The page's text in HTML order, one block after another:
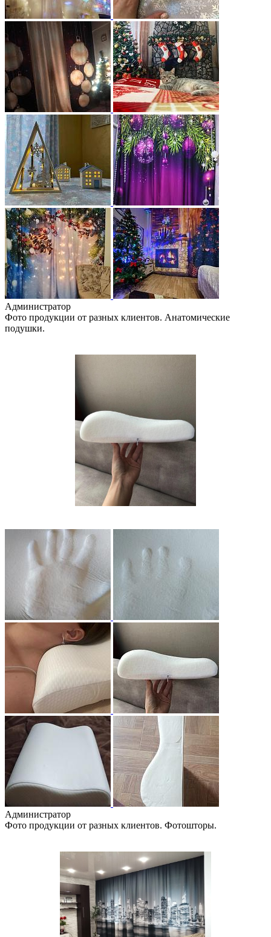
Администратор
Фото продукции от разных клиентов. Анатомические
подушки.
Администратор
Фото продукции от разных клиентов. Фотошторы.